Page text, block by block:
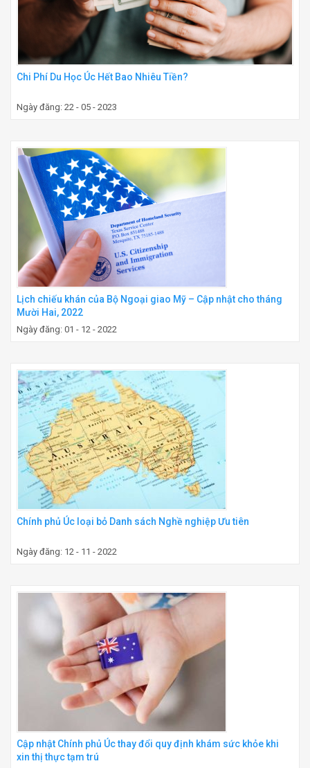
Chi Phí Du Học Úc Hết Bao Nhiêu Tiền?
Ngày đăng: 22 - 05 - 2023
Lịch chiếu khán của Bộ Ngoại giao Mỹ – Cập nhật cho tháng
Mười Hai, 2022
Ngày đăng: 01 - 12 - 2022
Chính phủ Úc loại bỏ Danh sách Nghề nghiệp Ưu tiên
Ngày đăng: 12 - 11 - 2022
Cập nhật Chính phủ Úc thay đổi quy định khám sức khỏe khi
xin thị thực tạm trú